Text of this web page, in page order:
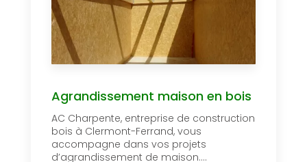
Agrandissement maison en bois
AC Charpente, entreprise de construction
bois à Clermont-Ferrand, vous
accompagne dans vos projets
d’agrandissement de maison....